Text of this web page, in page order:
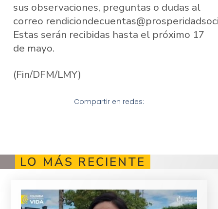
sus observaciones, preguntas o dudas al
correo
Estas serán recibidas hasta el próximo 17
de mayo.
(Fin/DFM/LMY)
Compartir en redes:
LO MÁS RECIENTE